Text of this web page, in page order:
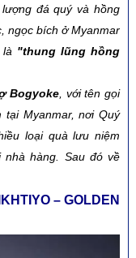
lượng đá quý và hồng
ngọc bích ở Myanmar
"thung lũng hồng
Bogyoke , với tên gọi
Myanmar, nơi Quý
loại quà lưu niệm
nhà hàng. Sau đó về
– GOLDEN